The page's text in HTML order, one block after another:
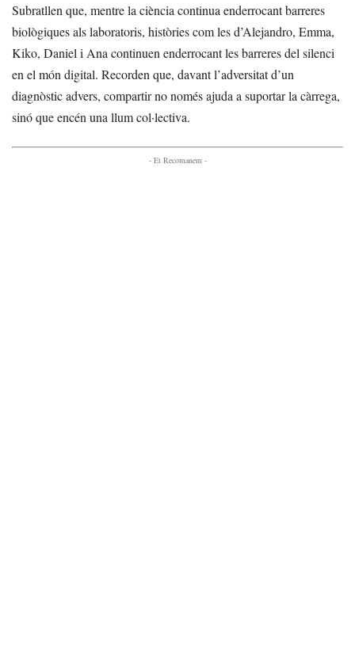
Subratllen que, mentre la ciència continua enderrocant barreres
biològiques als laboratoris, històries com les d’Alejandro, Emma,
Kiko, Daniel i Ana continuen enderrocant les barreres del silenci
en el món digital. Recorden que, davant l’adversitat d’un
diagnòstic advers, compartir no només ajuda a suportar la càrrega,
sinó que encén una llum col·lectiva.
- Et Recomanem -